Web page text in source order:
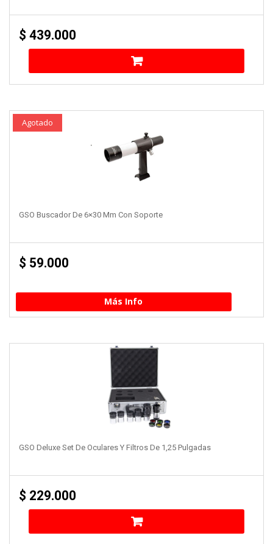
$ 439.000
Agotado
GSO Buscador De 6×30 Mm Con Soporte
$ 59.000
Más Info
GSO Deluxe Set De Oculares Y Filtros De 1,25 Pulgadas
$ 229.000